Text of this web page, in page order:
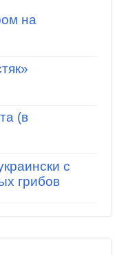
на
(в
с
грибов